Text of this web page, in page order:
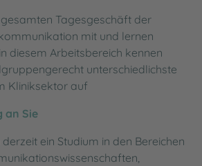
Tagesgeschäft der
mit und lernen
diesem Arbeitsbereich kennen
unterschiedlichste
Kliniksektor auf
an Sie
ein Studium in den Bereichen